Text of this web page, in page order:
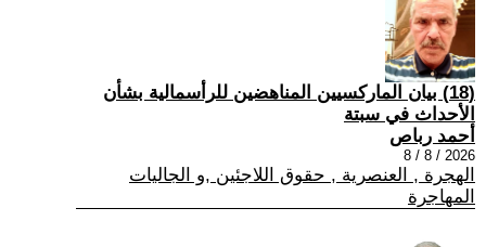
(18) بيان الماركسيين المناهضين للرأسمالية بشأن
الأحداث في سبتة
أحمد رباص
2026 / 8 / 8
الهجرة , العنصرية , حقوق اللاجئين ,و الجاليات
المهاجرة